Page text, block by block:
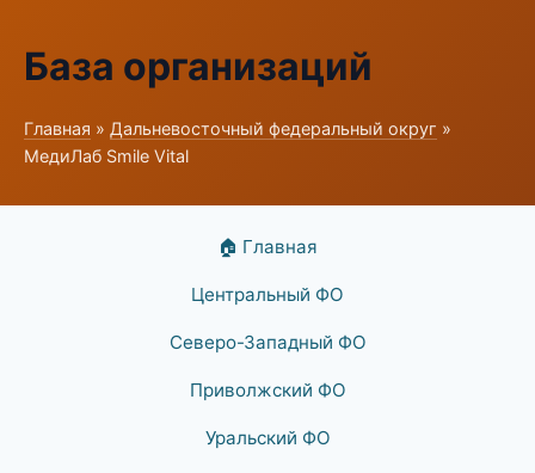
База организаций
Главная » Дальневосточный федеральный округ »
МедиЛаб Smile Vital
🏠 Главная
Центральный ФО
Северо-Западный ФО
Приволжский ФО
Уральский ФО